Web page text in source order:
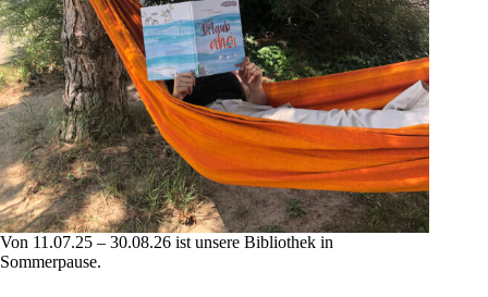
Von 11.07.25 – 30.08.26 ist unsere Bibliothek in
Sommerpause.